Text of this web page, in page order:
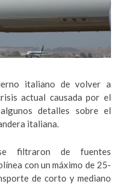
italiano de volver a
actual causada por el
detalles sobre el
italiana.
filtraron de fuentes
con un máximo de 25-
de corto y mediano